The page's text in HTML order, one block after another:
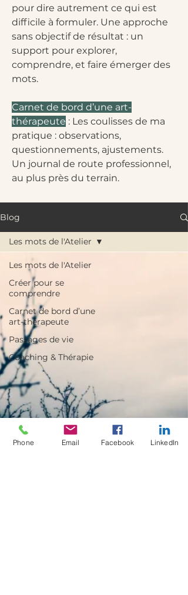
pour dire autrement ce qui est
difficile à formuler. Une approche
sans objectif de résultat : un
support pour explorer,
comprendre, et faire émerger des
mots.
Carnet de bord d’une art-
thérapeute : Les coulisses de ma
pratique : observations,
questionnements, ajustements.
Un journal de route professionnel,
au plus près du terrain.
Blog
Les mots de l'Atelier
Créer pour se
comprendre
Carnet de bord d’une
art-thérapeute
Passages de vie
Coaching & Thérapie
Les mots de l'Atelier
Phone Email Facebook LinkedIn